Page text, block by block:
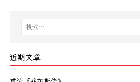
近期文章